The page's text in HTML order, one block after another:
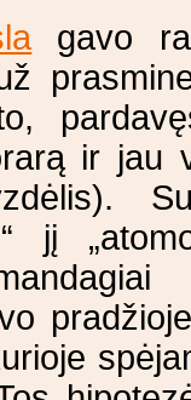
gavo
ir jau
jį